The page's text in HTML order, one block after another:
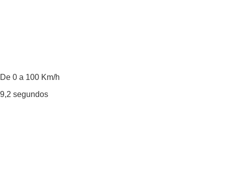
De 0 a 100 Km/h
9,2 segundos